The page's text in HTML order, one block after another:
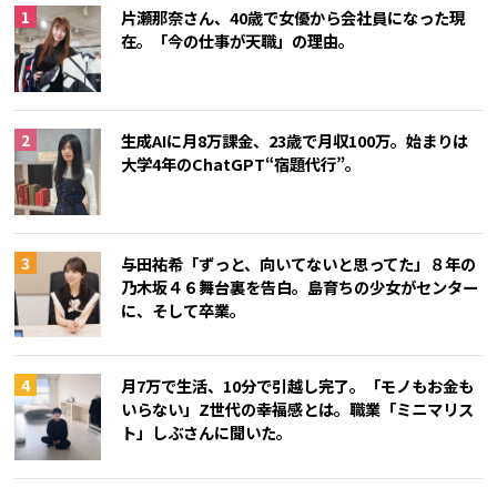
片瀬那奈さん、40歳で女優から会社員になった現
在。「今の仕事が天職」の理由。
生成AIに月8万課金、23歳で月収100万。始まりは
大学4年のChatGPT“宿題代行”。
与田祐希「ずっと、向いてないと思ってた」８年の
乃木坂４６舞台裏を告白。島育ちの少女がセンター
に、そして卒業。
月7万で生活、10分で引越し完了。「モノもお金も
いらない」Z世代の幸福感とは。職業「ミニマリス
ト」しぶさんに聞いた。